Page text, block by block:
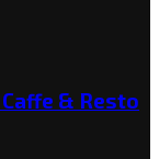
& Resto